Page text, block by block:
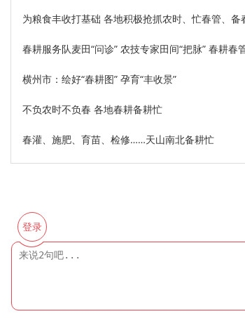
为粮食丰收打基础 各地积极抢抓农时、忙春管、备
春耕服务队麦田“问诊” 农技专家田间“把脉” 春耕春
横州市：绘好“春耕图” 孕育“丰收景”
不负农时不负春 各地春耕备耕忙
春灌、施肥、育苗、检修……天山南北备耕忙
登录